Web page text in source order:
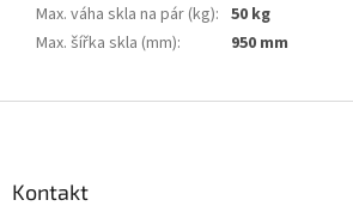
Max. váha skla na pár (kg): 50 kg
Max. šířka skla (mm): 950 mm
Kontakt